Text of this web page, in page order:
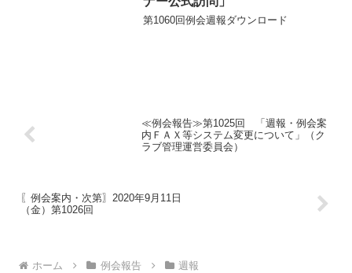
第1060回例会週報ダウンロード
≪例会報告≫第1025回 「週報・例会案
内ＦＡＸ等システム変更について」（ク
ラブ管理運営委員会）
〖例会案内・次第〗2020年9月11日
（金）第1026回
ホーム 例会報告 週報